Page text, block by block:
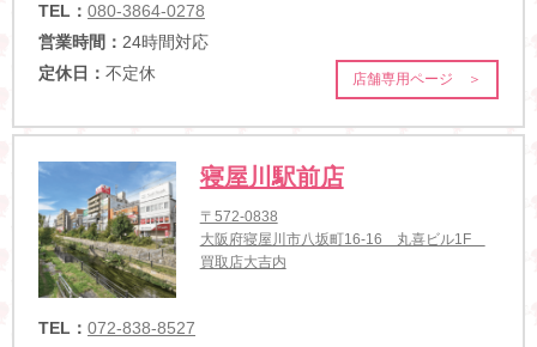
TEL： 080-3864-0278
営業時間： 24時間対応
定休日： 不定休 店舗専用ページ ＞
寝屋川駅前店
〒572-0838
大阪府寝屋川市八坂町16-16 丸喜ビル1F
買取店大吉内
TEL： 072-838-8527